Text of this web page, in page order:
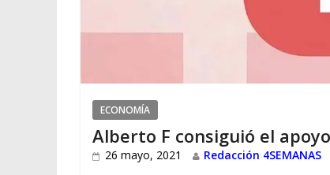
ECONOMÍA
Alberto F consiguió el
26 mayo, 2021 Redacción 4SEMANAS